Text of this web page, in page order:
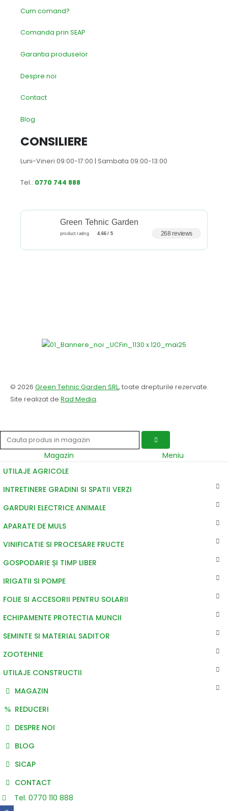
Cum comand?
Comanda prin SEAP
Garantia produselor
Despre noi
Contact
Blog
CONSILIERE
Luni-Vineri 09:00-17:00 | Sambata 09:00-13:00
Tel.: 0770 744 888
Green Tehnic Garden
product rating 4.66 / 5 268 reviews
© 2026 Green Tehnic Garden SRL, toate drepturile rezervate.
Site realizat de Rad Media.
Magazin
Meniu
UTILAJE AGRICOLE
INTRETINERE GRADINI SI SPATII VERZI
GARDURI ELECTRICE ANIMALE
APARATE DE MULS
VINIFICATIE SI PROCESARE FRUCTE
GOSPODARIE ȘI TIMP LIBER
IRIGATII SI POMPE
FOLIE SI ACCESORII PENTRU SOLARII
ECHIPAMENTE PROTECTIA MUNCII
SEMINTE SI MATERIAL SADITOR
ZOOTEHNIE
UTILAJE CONSTRUCTII
MAGAZIN
REDUCERI
DESPRE NOI
BLOG
SICAP
CONTACT
Tel. 0770 110 888